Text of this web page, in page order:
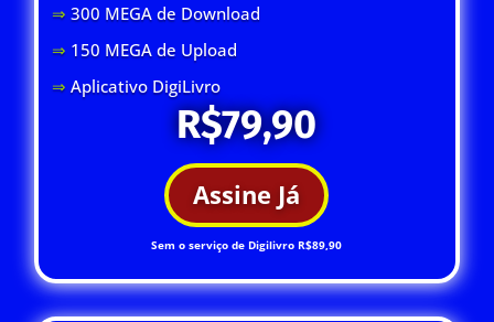
⇒ 300 MEGA de Download
⇒ 150 MEGA de Upload
⇒Aplicativo DigiLivro
R$79,90
Assine Já
Sem o serviço de Digilivro R$89,90